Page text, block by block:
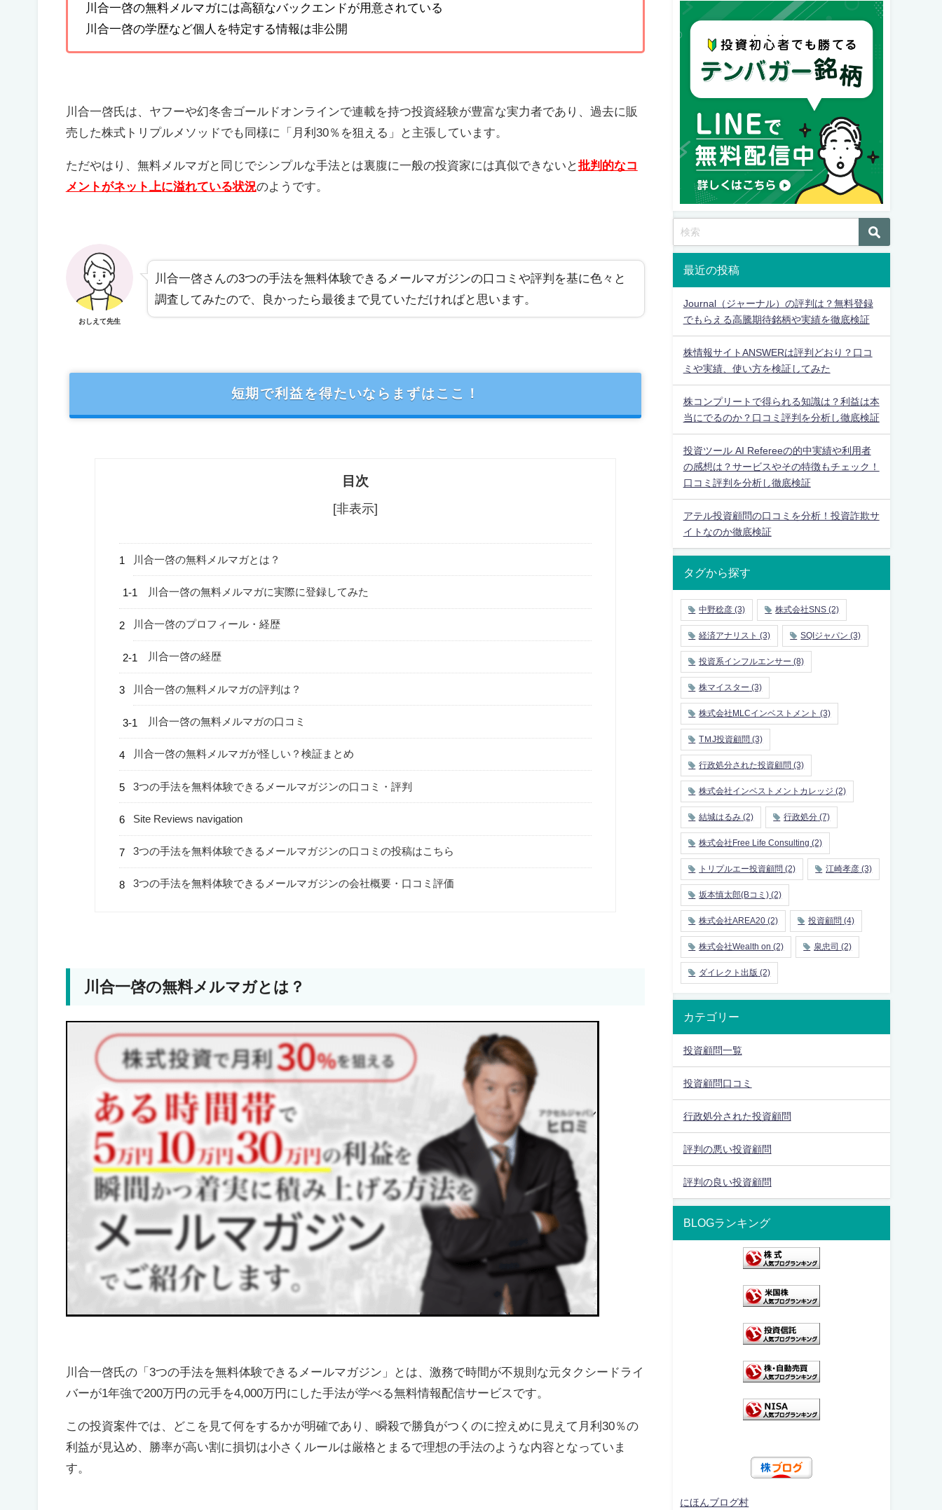
川合一啓の無料メルマガには高額なバックエンドが用意されている
川合一啓の学歴など個人を特定する情報は非公開
川合一啓氏は、ヤフーや幻冬舎ゴールドオンラインで連載を持つ投資経験が豊富な実力者であり、過去に販
売した株式トリプルメソッドでも同様に「月利30％を狙える」と主張しています。
ただやはり、無料メルマガと同じでシンプルな手法とは裏腹に一般の投資家には真似できないと批判的なコ
メントがネット上に溢れている状況のようです。
おしえて先生
川合一啓さんの3つの手法を無料体験できるメールマガジンの口コミや評判を基に色々と
調査してみたので、良かったら最後まで見ていただければと思います。
短期で利益を得たいならまずはここ！
目次
[非表示]
川合一啓の無料メルマガとは？
川合一啓の無料メルマガに実際に登録してみた
川合一啓のプロフィール・経歴
川合一啓の経歴
川合一啓の無料メルマガの評判は？
川合一啓の無料メルマガの口コミ
川合一啓の無料メルマガが怪しい？検証まとめ
3つの手法を無料体験できるメールマガジンの口コミ・評判
Site Reviews navigation
3つの手法を無料体験できるメールマガジンの口コミの投稿はこちら
3つの手法を無料体験できるメールマガジンの会社概要・口コミ評価
川合一啓の無料メルマガとは？
川合一啓氏の「3つの手法を無料体験できるメールマガジン」とは、激務で時間が不規則な元タクシードライ
バーが1年強で200万円の元手を4,000万円にした手法が学べる無料情報配信サービスです。
この投資案件では、どこを見て何をするかが明確であり、瞬殺で勝負がつくのに控えめに見えて月利30％の
利益が見込め、勝率が高い割に損切は小さくルールは厳格とまるで理想の手法のような内容となっていま
す。
最近の投稿
Journal（ジャーナル）の評判は？無料登録
でもらえる高騰期待銘柄や実績を徹底検証
株情報サイトANSWERは評判どおり？口コ
ミや実績、使い方を検証してみた
株コンプリートで得られる知識は？利益は本
当にでるのか？口コミ評判を分析し徹底検証
投資ツール AI Refereeの的中実績や利用者
の感想は？サービスやその特徴もチェック！
口コミ評判を分析し徹底検証
アテル投資顧問の口コミを分析！投資詐欺サ
イトなのか徹底検証
タグから探す
中野稔彦 (3) 株式会社SNS (2)
経済アナリスト (3) SQIジャパン (3)
投資系インフルエンサー (8)
株マイスター (3)
株式会社MLCインベストメント (3)
TＭJ投資顧問 (3)
行政処分された投資顧問 (3)
株式会社インベストメントカレッジ (2)
結城はるみ (2) 行政処分 (7)
株式会社Free Life Consulting (2)
トリプルエー投資顧問 (2) 江崎孝彦 (3)
坂本慎太郎(Bコミ) (2)
株式会社AREA20 (2) 投資顧問 (4)
株式会社Wealth on (2) 泉忠司 (2)
ダイレクト出版 (2)
カテゴリー
投資顧問一覧
投資顧問口コミ
行政処分された投資顧問
評判の悪い投資顧問
評判の良い投資顧問
BLOGランキング
にほんブログ村